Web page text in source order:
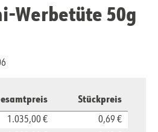
Werbetüte 50g
Stückpreis
1.035,00 €
0,69 €